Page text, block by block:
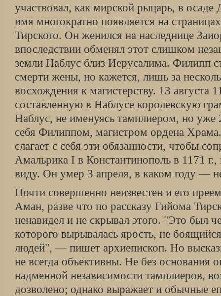
участвовал, как мирской рыцарь, в осаде
имя многократно появляется на
Тирского. Он женился на наследнице
впоследствии обменял этот слишком
земли Наблус близ Иерусалима. Филипп
смерти жены, но кажется, лишь за
восхождения к магистерству. 13 августа
составленную в Наблусе королевскую
Наблус, не именуясь тамплиером, но уже
себя Филиппом, магистром ордена
слагает с себя эти обязанности, чтобы
Амальрика I в Константинополь в 1171 г.,
виду. Он умер 3 апреля, в каком году —
Почти совершенно неизвестен и его
Аман, разве что по рассказу Гийома
ненавидел и не скрывал этого. "Это был
которого вырывалась ярость, не
людей", — пишет архиепископ. Но
не всегда объективны. Не без основания
надменной независимости тамплиеров,
дозволено; однако выражает и обычные